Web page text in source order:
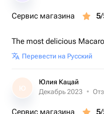
цитрусовой свежестью.
сбалансированный вкус.
настоящему праздничный
делают каждую конфету
кондитерского искусства.
Сервис магазина 5
The most delicious
Перевести на Русский
Ю
Юлия Кацай
Декабрь 2023
•
Сервис магазина 5